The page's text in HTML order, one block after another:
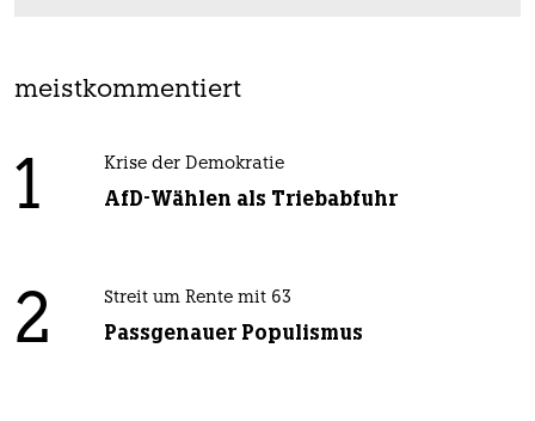
meistkommentiert
1 Krise der Demokratie
AfD-Wählen als Triebabfuhr
2 Streit um Rente mit 63
Passgenauer Populismus